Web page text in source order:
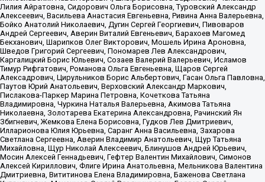
Лилия Айратовна, Сидорович Ольга Борисовна, Туровский Александр
Алексеевич, Васильева Анастасия Евгеньевна, Ривина Анна Валерьевна,
Бойко Анатолий Николаевич, Дугин Сергей Георгиевич, Пивоваров
Андрей Сергеевич, Аверин Виталий Евгеньевич, Барахоев Магомед
Бекханович, Шарипков Олег Викторович, Мошель Ирина Ароновна,
Шведов Григорий Сергеевич, Пономарев Лев Александрович,
Каргалицкий Борис Юльевич, Созаев Валерий Валерьевич, Исламов
Тимур Рифгатович, Романова Ольга Евгеньевна, Щаров Сергей
Алексадрович, Цирульников Борис Альбертович, Гасан Ольга Павловна,
Паутов Юрий Анатольевич, Верховский Александр Маркович,
Пислакова-Паркер Марина Петровна, Кочеткова Татьяна
Владимировна, Чуркина Наталья Валерьевна, Акимова Татьяна
Николаевна, Золотарева Екатерина Александровна, Рачинский Ян
Збигневич, Жемкова Елена Борисовна, Гудков Лев Дмитриевич,
Илларионова Юлия Юрьевна, Саранг Анна Васильевна, Захарова
Светлана Сергеевна, Аверин Владимир Анатольевич, Щур Татьяна
Михайловна, Щур Николай Алексеевич, Блинушов Андрей Юрьевич,
Мосин Алексей Геннадьевич, Гефтер Валентин Михайлович, Симонов
Алексей Кириллович, Флиге Ирина Анатольевна, Мельникова Валентина
Дмитриевна, Вититинова Елена Владимировна, Баженова Светлана